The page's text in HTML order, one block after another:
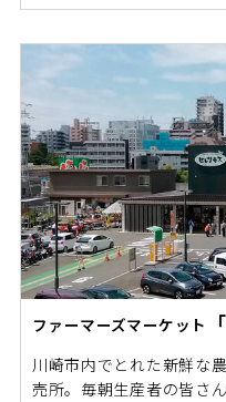
ファーマーズマーケット
川崎市内でとれた新鮮な
売所。毎朝生産者の皆さ